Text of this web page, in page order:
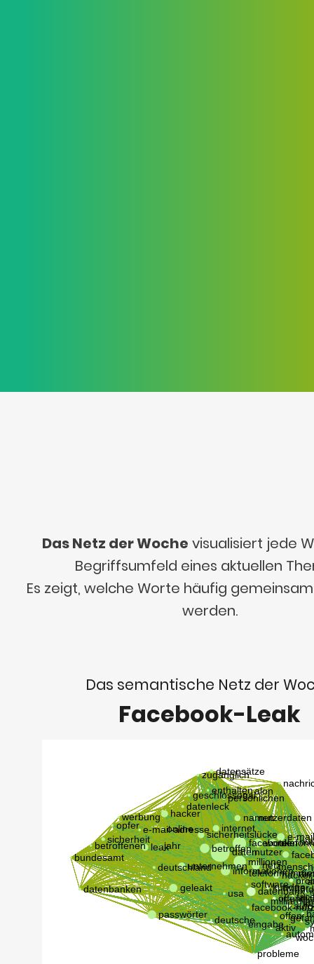
Das Netz der Woche visualisiert jede
Begriffsumfeld eines aktuellen
Es zeigt, welche Worte häufig
werden.
Das semantische Netz der
Facebook-Leak